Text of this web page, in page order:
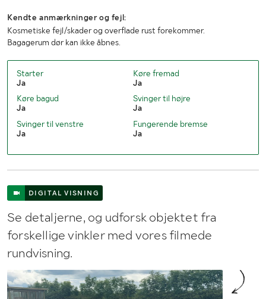
Kendte anmærkninger og fejl:
Kosmetiske fejl/skader og overflade rust forekommer.
Bagagerum dør kan ikke åbnes.
Starter
Ja
Køre fremad
Ja
Køre bagud
Ja
Svinger til højre
Ja
Svinger til venstre
Ja
Fungerende bremse
Ja
DIGITAL VISNING
Se detaljerne, og udforsk objektet fra
forskellige vinkler med vores filmede
rundvisning.